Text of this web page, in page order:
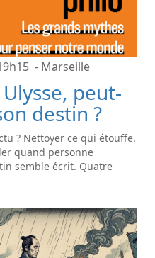
- Marseille
peut-
destin ?
? Nettoyer ce qui étouffe.
quand personne
semble écrit. Quatre